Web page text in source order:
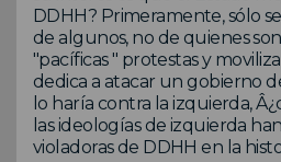
DDHH? Primeramente, sólo
de algunos, no de quienes
"pacíficas " protestas y
dedica a atacar un gobierno
lo haría contra la izquierda,
las ideologías de izquierda
violadoras de DDHH en la